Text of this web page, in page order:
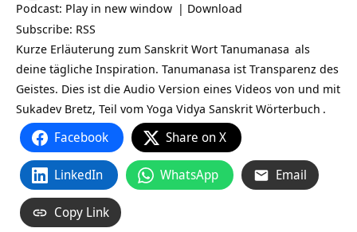
Podcast: Play in new window | Download
Subscribe: RSS
Kurze Erläuterung zum Sanskrit Wort Tanumanasa als
deine tägliche Inspiration. Tanumanasa ist Transparenz des
Geistes. Dies ist die Audio Version eines Videos von und mit
Sukadev Bretz, Teil vom Yoga Vidya Sanskrit Wörterbuch .
Facebook Share on X
LinkedIn WhatsApp Email
Copy Link